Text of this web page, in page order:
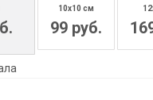
10x10 см
99 руб.